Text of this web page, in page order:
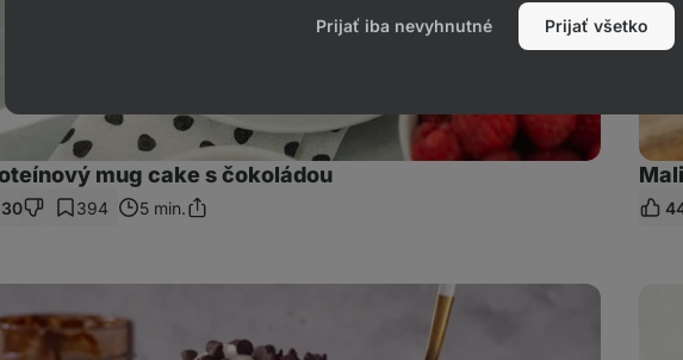
mug cake s čokoládou
30 394 5 min.Zdieľať
Prijať iba nevyhnutné Prijať všetko